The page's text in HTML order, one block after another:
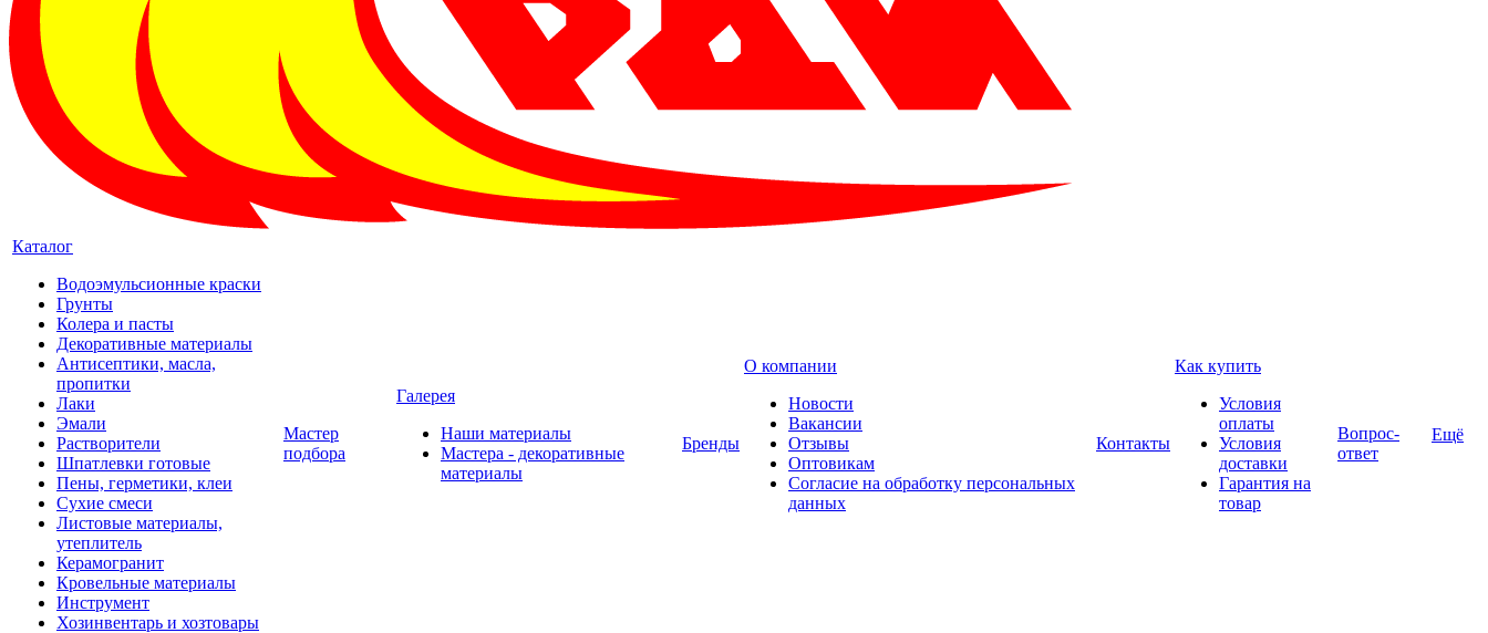
Каталог
Водоэмульсионные краски
Грунты
Колера и пасты
Декоративные материалы
Антисептики, масла,
пропитки
Лаки
Эмали
Растворители
Шпатлевки готовые
Пены, герметики, клеи
Сухие смеси
Листовые материалы,
утеплитель
Керамогранит
Кровельные материалы
Инструмент
Хозинвентарь и хозтовары
Мастер
подбора
Галерея
Наши материалы
Мастера - декоративные
материалы
Бренды
О компании
Новости
Вакансии
Отзывы
Оптовикам
Cогласие на обработку персональных
данных
Контакты
Как купить
Условия
оплаты
Условия
доставки
Гарантия на
товар
Вопрос-
ответ
Ещё